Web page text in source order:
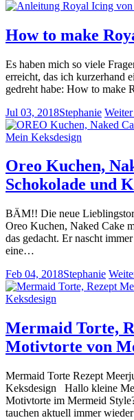
How to make
Es haben mich so viele
erreicht, das ich kurzerhand
gedreht habe: How to
Jul 03, 2018Stephanie Weiter
Oreo Kuchen,
Schokolade und
BÄM!! Die neue
Oreo Kuchen, Naked Cake
das gedacht. Er nascht
eine…
Feb 04, 2018Stephanie
Mermaid Torte,
Motivtorte von
Mermaid Torte Rezept
Keksdesign Hallo kleine
Motivtorte im Mermeid
tauchen aktuell immer